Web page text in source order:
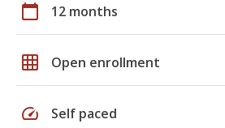
calendar_today 12 months
grid_on Open enrollment
speed Self paced